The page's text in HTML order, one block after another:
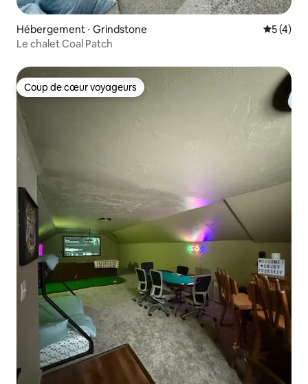
Hébergement ⋅ Grindstone
5 (4)
Le chalet Coal Patch
Coup de cœur voyageurs
Coup de cœur voyageurs